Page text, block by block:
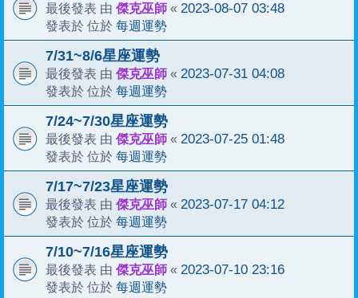
最後發表 由 傑克巫師 « 2023-08-07 03:48
發表於 位於 每週運勢
7/31~8/6星座運勢
最後發表 由 傑克巫師 « 2023-07-31 04:08
發表於 位於 每週運勢
7/24~7/30星座運勢
最後發表 由 傑克巫師 « 2023-07-25 01:48
發表於 位於 每週運勢
7/17~7/23星座運勢
最後發表 由 傑克巫師 « 2023-07-17 04:12
發表於 位於 每週運勢
7/10~7/16星座運勢
最後發表 由 傑克巫師 « 2023-07-10 23:16
發表於 位於 每週運勢